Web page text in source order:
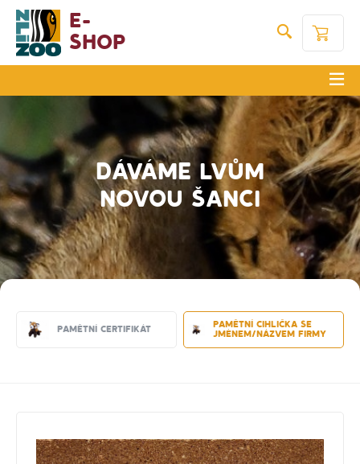
E-
Shop
DÁVÁME LVŮM
NOVOU ŠANCI
Pamětní certifikát
Pamětní cihlička se
jménem/názvem firmy